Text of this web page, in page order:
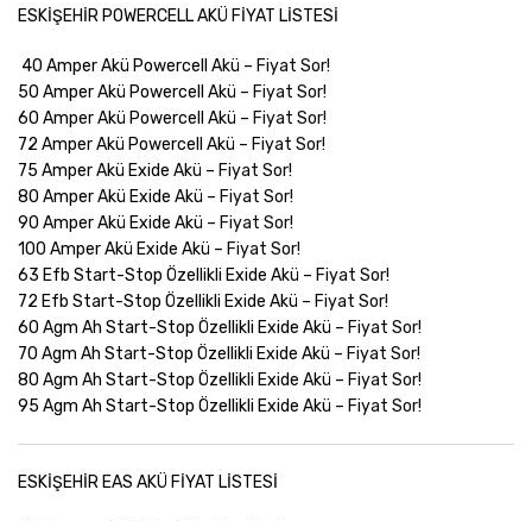
ESKİŞEHİR POWERCELL AKÜ FİYAT LİSTESİ
40 Amper Akü Powercell Akü – Fiyat Sor!
50 Amper Akü Powercell Akü – Fiyat Sor!
60 Amper Akü Powercell Akü – Fiyat Sor!
72 Amper Akü Powercell Akü – Fiyat Sor!
75 Amper Akü Exide Akü – Fiyat Sor!
80 Amper Akü Exide Akü – Fiyat Sor!
90 Amper Akü Exide Akü – Fiyat Sor!
100 Amper Akü Exide Akü – Fiyat Sor!
63 Efb Start-Stop Özellikli Exide Akü – Fiyat Sor!
72 Efb Start-Stop Özellikli Exide Akü – Fiyat Sor!
60 Agm Ah Start-Stop Özellikli Exide Akü – Fiyat Sor!
70 Agm Ah Start-Stop Özellikli Exide Akü – Fiyat Sor!
80 Agm Ah Start-Stop Özellikli Exide Akü – Fiyat Sor!
95 Agm Ah Start-Stop Özellikli Exide Akü – Fiyat Sor!
ESKİŞEHİR EAS AKÜ FİYAT LİSTESİ